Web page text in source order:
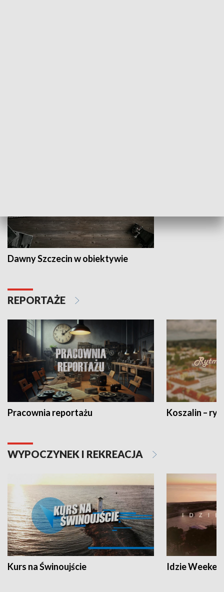
Dawny Szczecin w obiektywie
REPORTAŻE
Pracownia reportażu Koszalin –
WYPOCZYNEK I REKREACJA
Kurs na Świnoujście Idzie